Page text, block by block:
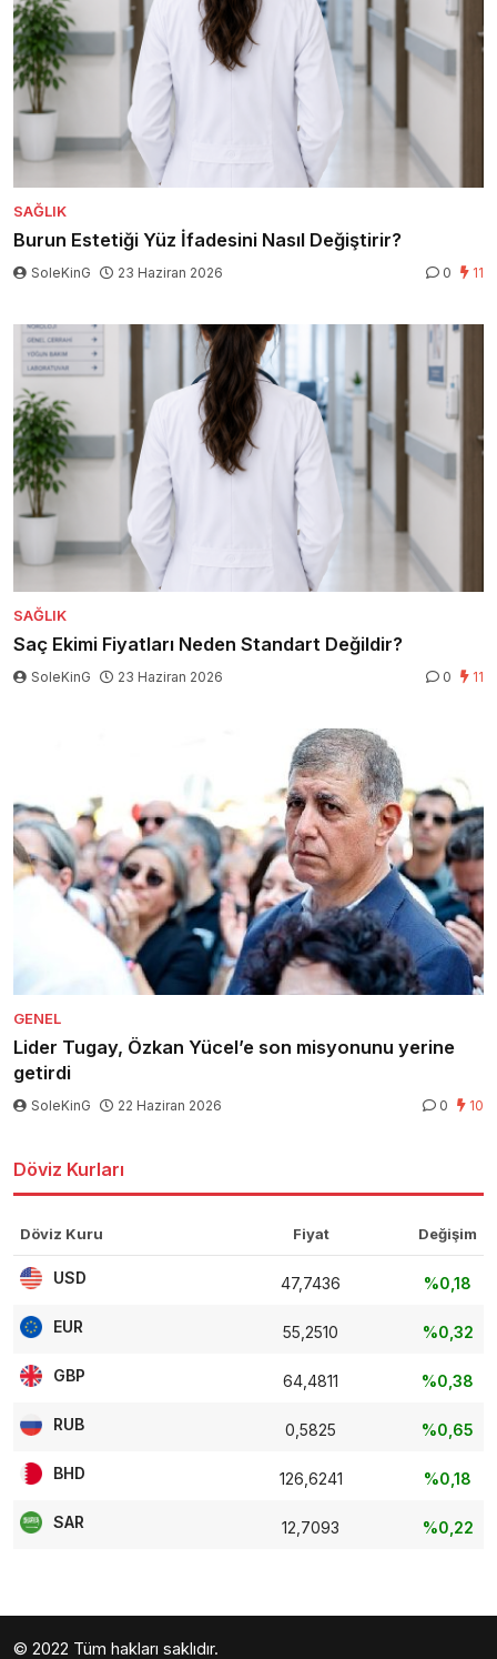
SAĞLIK
Burun Estetiği Yüz İfadesini Nasıl Değiştirir?
SoleKinG 23 Haziran 2026 0 11
SAĞLIK
Saç Ekimi Fiyatları Neden Standart Değildir?
SoleKinG 23 Haziran 2026 0 11
GENEL
Lider Tugay, Özkan Yücel’e son misyonunu yerine
getirdi
SoleKinG 22 Haziran 2026 0 10
Döviz Kurları
Döviz Kuru Fiyat Değişim
USD 47,7436 %0,18
EUR 55,2510 %0,32
GBP 64,4811 %0,38
RUB 0,5825 %0,65
BHD 126,6241 %0,18
SAR 12,7093 %0,22
© 2022 Tüm hakları saklıdır.